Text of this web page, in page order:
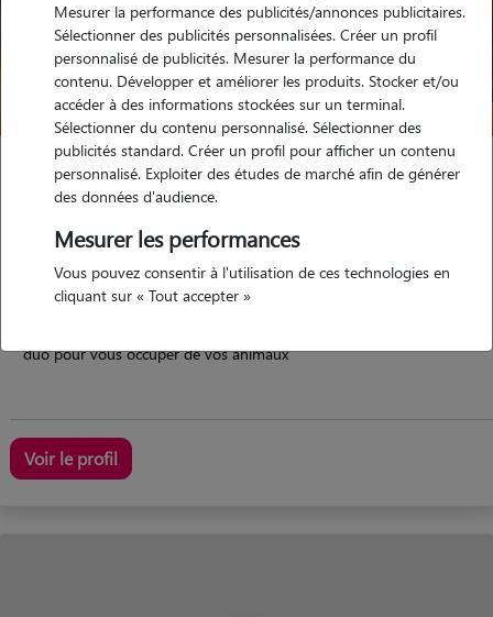
Alicia
Aubervilliers 93300
appartement possède des animaux
5/5 (3 avis)
duo pour vous occuper de vos animaux
Voir le profil
Mesurer la performance des publicités/annonces publicitaires.
Sélectionner des publicités personnalisées. Créer un profil
personnalisé de publicités. Mesurer la performance du
contenu. Développer et améliorer les produits. Stocker et/ou
accéder à des informations stockées sur un terminal.
Sélectionner du contenu personnalisé. Sélectionner des
publicités standard. Créer un profil pour afficher un contenu
personnalisé. Exploiter des études de marché afin de générer
des données d'audience.
Mesurer les performances
Vous pouvez consentir à l'utilisation de ces technologies en
cliquant sur « Tout accepter »